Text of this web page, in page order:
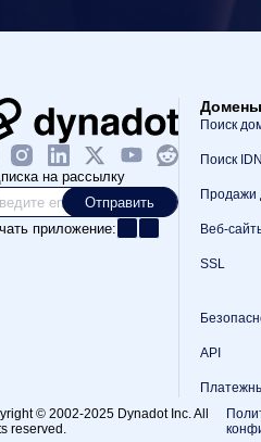
на рассылку
Отправить
приложение:
Домены
Поиск
Поиск IDN
Продажи
Веб-
SSL
API
© 2002-2025 Dynadot Inc. All
reserved.